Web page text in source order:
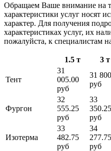
Обращаем Ваше внимание на
характеристики услуг носят
характер. Для получения
характеристиках услуг, их
пожалуйста, к специалистам
1.5 т 3 т
Тент
31
005.00
руб
31 800
руб
Фургон
32
555.25
руб
33
350.25
руб
Изотерма
33
482.75
руб
34
277.75
руб